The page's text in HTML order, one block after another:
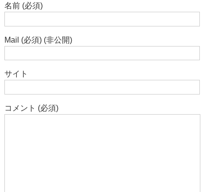
名前 (必須)
Mail (必須) (非公開)
サイト
コメント (必須)